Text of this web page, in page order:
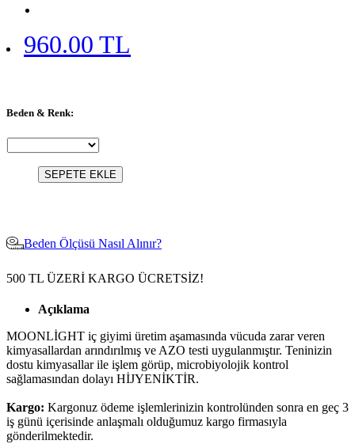
960.00 TL
Beden & Renk:
SEPETE EKLE
Beden Ölçüsü Nasıl Alınır?
500 TL ÜZERİ KARGO ÜCRETSİZ!
Açıklama
MOONLİGHT iç giyimi üretim aşamasında vücuda zarar veren
kimyasallardan arındırılmış ve AZO testi uygulanmıştır. Teninizin
dostu kimyasallar ile işlem görüp, microbiyolojik kontrol
sağlamasından dolayı HİJYENİKTİR.
Kargo: Kargonuz ödeme işlemlerinizin kontrolünden sonra en geç 3
iş günü içerisinde anlaşmalı olduğumuz kargo firmasıyla
gönderilmektedir.